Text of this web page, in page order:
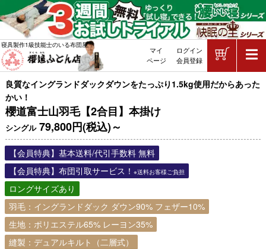
櫻道富士山羽毛【2合目】本掛け
シングル79,800円(税込)～
良質なイングランドダックダウンをたっぷり1.5kg使用だからあった
かい！
敷布団・掛け布団・羽毛布団・マ
寝具製作1級技能士のいる布団屋
マイ
ページ
ログイン
会員登録
【会員特典】基本送料/代引手数料 無料
【会員特典】布団引取サービス！※送料お客様ご負担
ロングサイズあり
羽毛：イングランドダック ダウン90% フェザー10%
生地：ポリエステル65% レーヨン35%
縫製：デュアルキルト（二層式）